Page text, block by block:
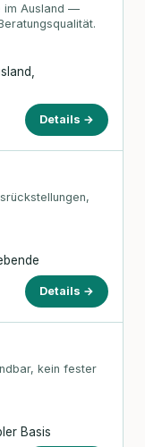
im Ausland —
Details →
Details →
kein fester
Basis